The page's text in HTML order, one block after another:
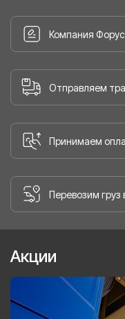
Компания
Отправляем
Принимаем
Перевозим
Акции